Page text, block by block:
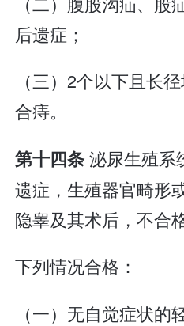
后遗症；
（三）2个以下且长
合痔。
第十四条泌尿生殖系
遗症，生殖器官畸形
隐睾及其术后，不合格
下列情况合格：
（一）无自觉症状